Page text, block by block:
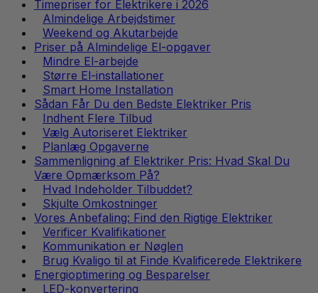
Timepriser for Elektrikere i 2026
Almindelige Arbejdstimer
Weekend og Akutarbejde
Priser på Almindelige El-opgaver
Mindre El-arbejde
Større El-installationer
Smart Home Installation
Sådan Får Du den Bedste Elektriker Pris
Indhent Flere Tilbud
Vælg Autoriseret Elektriker
Planlæg Opgaverne
Sammenligning af Elektriker Pris: Hvad Skal Du
Være Opmærksom På?
Hvad Indeholder Tilbuddet?
Skjulte Omkostninger
Vores Anbefaling: Find den Rigtige Elektriker
Verificer Kvalifikationer
Kommunikation er Nøglen
Brug Kvaligo til at Finde Kvalificerede Elektrikere
Energioptimering og Besparelser
LED-konvertering